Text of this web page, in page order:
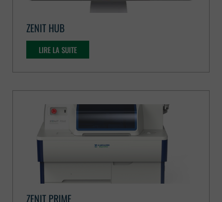
ZENIT HUB
LIRE LA SUITE
ZENIT PRIME